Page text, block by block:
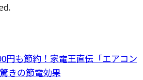
円も節約！家電王直伝「エアコン
きの節電効果